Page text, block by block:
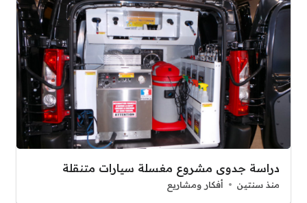
دراسة جدوى مشروع مغسلة سيارات متنقلة
منذ سنتين أفكار ومشاريع